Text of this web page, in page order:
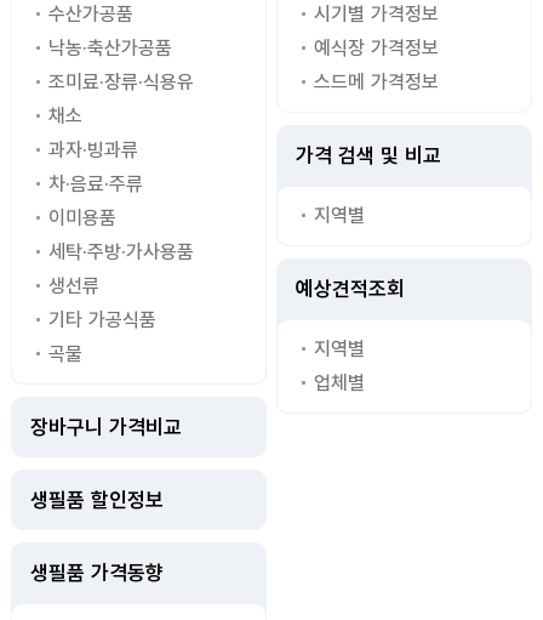
수산가공품
낙농·축산가공품
조미료·장류·식용유
채소
과자·빙과류
차·음료·주류
이미용품
세탁·주방·가사용품
생선류
기타 가공식품
곡물
장바구니 가격비교
생필품 할인정보
생필품 가격동향
시기별 가격정보
예식장 가격정보
스드메 가격정보
가격 검색 및 비교
지역별
예상견적조회
지역별
업체별